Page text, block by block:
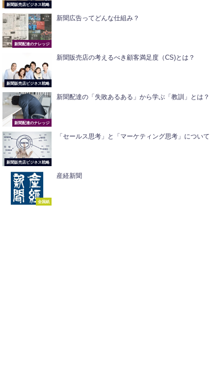
新聞販売店ビジネス戦略
新聞配達のナレッジ
新聞広告ってどんな仕組み？
新聞販売店ビジネス戦略
新聞販売店の考えるべき顧客満足度（CS)とは？
新聞配達のナレッジ
新聞配達の「失敗あるある」から学ぶ「教訓」とは？
新聞販売店ビジネス戦略
「セールス思考」と「マーケティング思考」について
全国紙
産経新聞